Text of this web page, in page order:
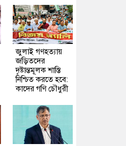
জুলাই গণহত্যায়
জড়িতদের
দৃষ্টান্তমূলক শাস্তি
নিশ্চিত করতে হবে:
কাদের গণি চৌধুরী